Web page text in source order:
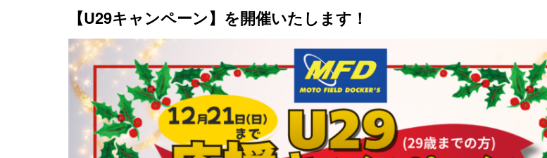
【U29キャンペーン】を開催いたします！